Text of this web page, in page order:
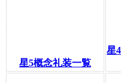
星5概念礼装一覧
星